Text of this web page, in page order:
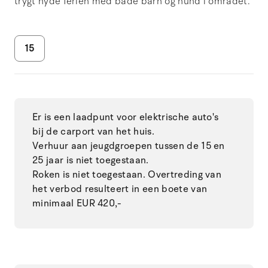
15
Er is een laadpunt voor elektrische auto's
bij de carport van het huis.
Verhuur aan jeugdgroepen tussen de 15 en
25 jaar is niet toegestaan.
Roken is niet toegestaan. Overtreding van
het verbod resulteert in een boete van
minimaal EUR 420,-